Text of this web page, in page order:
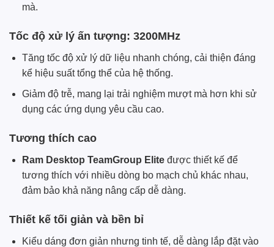
mà.
Tốc độ xử lý ấn tượng: 3200MHz
Tăng tốc độ xử lý dữ liệu nhanh chóng, cải thiện đáng
kể hiệu suất tổng thể của hệ thống.
Giảm độ trễ, mang lại trải nghiệm mượt mà hơn khi sử
dụng các ứng dụng yêu cầu cao.
Tương thích cao
Ram Desktop TeamGroup Eliteđược thiết kế để
tương thích với nhiều dòng bo mạch chủ khác nhau,
đảm bảo khả năng nâng cấp dễ dàng.
Thiết kế tối giản và bền bỉ
Kiểu dáng đơn giản nhưng tinh tế, dễ dàng lắp đặt vào